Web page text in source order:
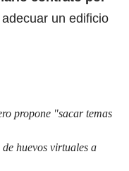
un edificio
propone "sacar temas
huevos virtuales a